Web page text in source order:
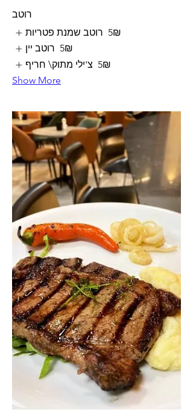
רוטב
רוטב שמנת פטריות
‏5 ‏₪
רוטב יין
‏5 ‏₪
צ'ילי מתוק\ חריף
‏5 ‏₪
Show More